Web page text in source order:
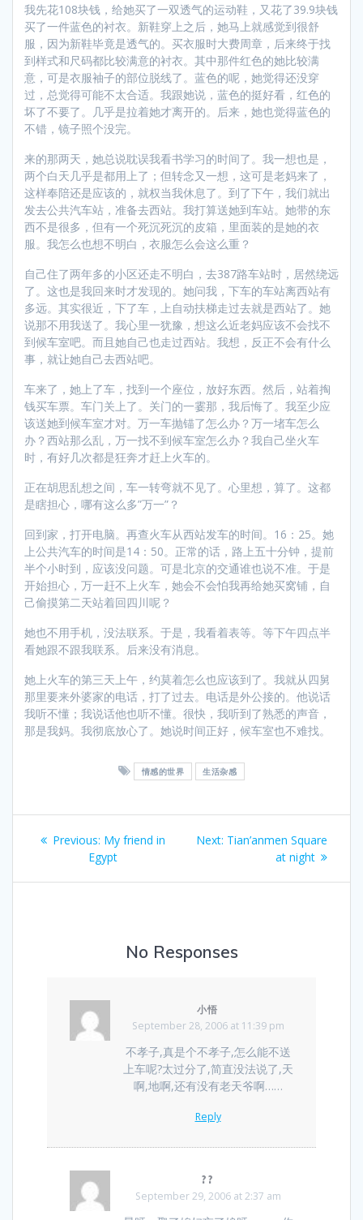
我先花108块钱，给她买了一双透气的运动鞋，又花了39.9块钱
买了一件蓝色的衬衣。新鞋穿上之后，她马上就感觉到很舒
服，因为新鞋毕竟是透气的。买衣服时大费周章，后来终于找
到样式和尺码都比较满意的衬衣。其中那件红色的她比较满
意，可是衣服袖子的部位脱线了。蓝色的呢，她觉得还没穿
过，总觉得可能不太合适。我跟她说，蓝色的挺好看，红色的
坏了不要了。几乎是拉着她才离开的。后来，她也觉得蓝色的
不错，镜子照个没完。
来的那两天，她总说耽误我看书学习的时间了。我一想也是，
两个白天几乎是都用上了；但转念又一想，这可是老妈来了，
这样奉陪还是应该的，就权当我休息了。到了下午，我们就出
发去公共汽车站，准备去西站。我打算送她到车站。她带的东
西不是很多，但有一个死沉死沉的皮箱，里面装的是她的衣
服。我怎么也想不明白，衣服怎么会这么重？
自己住了两年多的小区还走不明白，去387路车站时，居然绕远
了。这也是我回来时才发现的。她问我，下车的车站离西站有
多远。其实很近，下了车，上自动扶梯走过去就是西站了。她
说那不用我送了。我心里一犹豫，想这么近老妈应该不会找不
到候车室吧。而且她自己也走过西站。我想，反正不会有什么
事，就让她自己去西站吧。
车来了，她上了车，找到一个座位，放好东西。然后，站着掏
钱买车票。车门关上了。关门的一霎那，我后悔了。我至少应
该送她到候车室才对。万一车抛锚了怎么办？万一堵车怎么
办？西站那么乱，万一找不到候车室怎么办？我自己坐火车
时，有好几次都是狂奔才赶上火车的。
正在胡思乱想之间，车一转弯就不见了。心里想，算了。这都
是瞎担心，哪有这么多”万一”？
回到家，打开电脑。再查火车从西站发车的时间。16：25。她
上公共汽车的时间是14：50。正常的话，路上五十分钟，提前
半个小时到，应该没问题。可是北京的交通谁也说不准。于是
开始担心，万一赶不上火车，她会不会怕我再给她买窝铺，自
己偷摸第二天站着回四川呢？
她也不用手机，没法联系。于是，我看着表等。等下午四点半
看她跟不跟我联系。后来没有消息。
她上火车的第三天上午，约莫着怎么也应该到了。我就从四舅
那里要来外婆家的电话，打了过去。电话是外公接的。他说话
我听不懂；我说话他也听不懂。很快，我听到了熟悉的声音，
那是我妈。我彻底放心了。她说时间正好，候车室也不难找。
情感的世界 生活杂感
Post
navigation
Previous: Previous
post:
My friend in
Egypt
Next: Next
Tian’anmen Square
at night
No Responses
小悟
September 28, 2006 at 11:39 pm
不孝子,真是个不孝子,怎么能不送
上车呢?太过分了,简直没法说了,天
啊,地啊,还有没有老天爷啊……
Reply
??
September 29, 2006 at 2:37 am